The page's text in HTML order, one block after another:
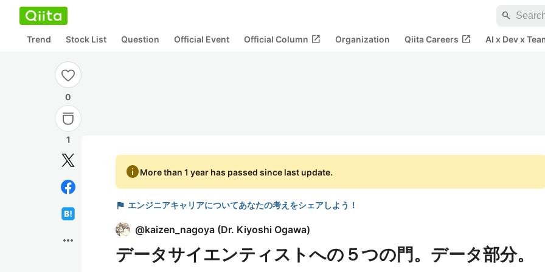
search
Trend Stock List Question Official Event Official Column open_in_new Organization Qiita Careers open_in_new AI x Dev x
0
1
more_horiz
infoMore than 1 year has passed since last update.
flag エンジニアキャリアについてあなたの考えをシェアしよう！
@kaizen_nagoya (Dr. Kiyoshi Ogawa)
データサイエンティストへの５つの門。データ部分。